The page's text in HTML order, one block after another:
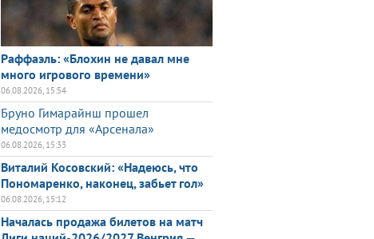
Раффаэль: «Блохин не давал мне
много игрового времени»
06.08.2026, 15:54
Бруно Гимарайнш прошел
медосмотр для «Арсенала»
06.08.2026, 15:33
Виталий Косовский: «Надеюсь, что
Пономаренко, наконец, забьет гол»
06.08.2026, 15:12
Началась продажа билетов на матч